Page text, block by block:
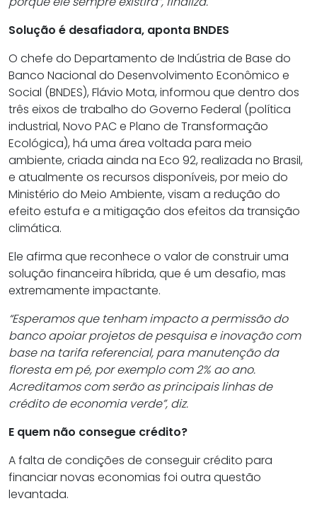
Solução é desafiadora, aponta BNDES
O chefe do Departamento de Indústria de Base do
Banco Nacional do Desenvolvimento Econômico e
Social (BNDES), Flávio Mota, informou que dentro dos
três eixos de trabalho do Governo Federal (política
industrial, Novo PAC e Plano de Transformação
Ecológica), há uma área voltada para meio
ambiente, criada ainda na Eco 92, realizada no Brasil,
e atualmente os recursos disponíveis, por meio do
Ministério do Meio Ambiente, visam a redução do
efeito estufa e a mitigação dos efeitos da transição
climática.
Ele afirma que reconhece o valor de construir uma
solução financeira híbrida, que é um desafio, mas
extremamente impactante.
“Esperamos que tenham impacto a permissão do
banco apoiar projetos de pesquisa e inovação com
base na tarifa referencial, para manutenção da
floresta em pé, por exemplo com 2% ao ano.
Acreditamos com serão as principais linhas de
crédito de economia verde”, diz.
E quem não consegue crédito?
A falta de condições de conseguir crédito para
financiar novas economias foi outra questão
levantada.